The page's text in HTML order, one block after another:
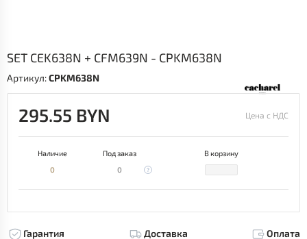
SET CEK638N + CFM639N - CPKM638N
Артикул:CPKM638N
295.55 BYN Цена с НДС
Наличие Под заказ
В корзину
0
0
Гарантия Доставка Оплата